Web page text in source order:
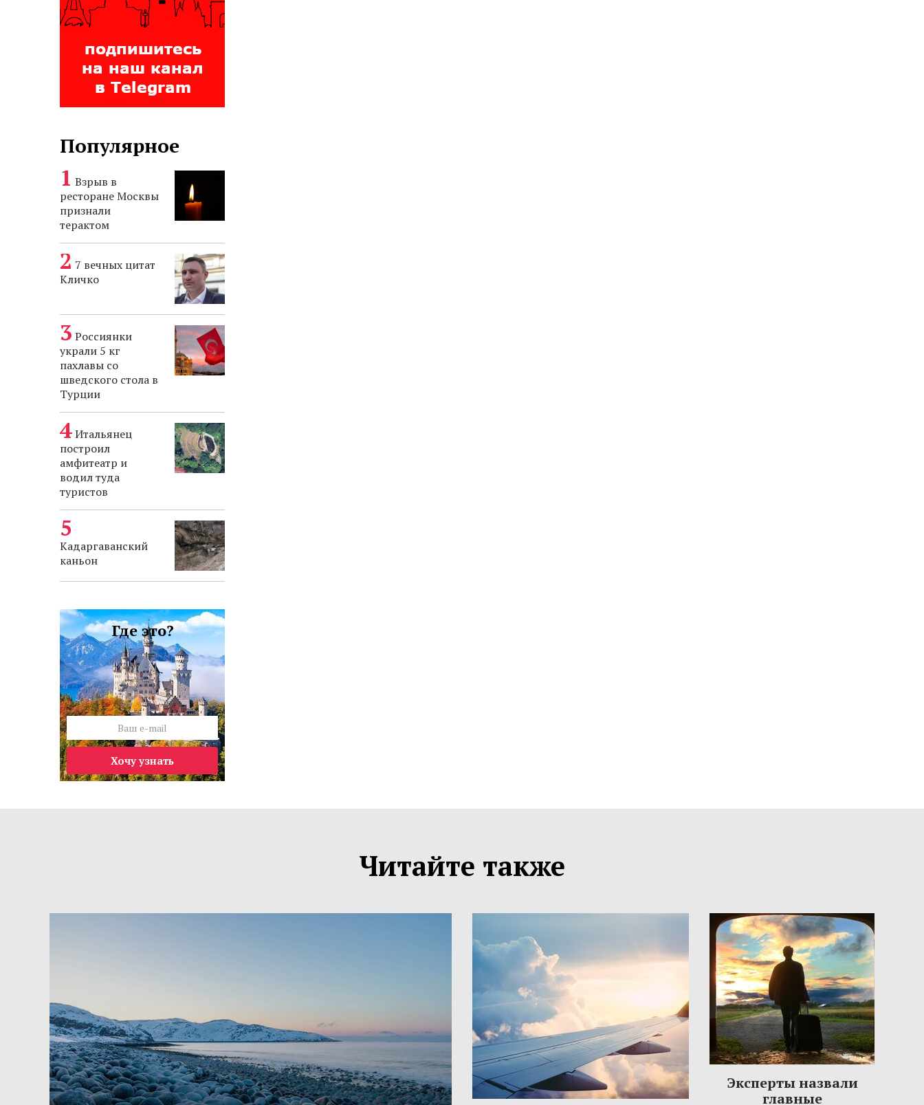
Популярное
Взрыв в
ресторане Москвы
признали
терактом
7 вечных цитат
Кличко
Россиянки
украли 5 кг
пахлавы со
шведского стола в
Турции
Итальянец
построил
амфитеатр и
водил туда
туристов
Кадаргаванский
каньон
Где это?
Хочу узнать
Читайте также
Эксперты назвали
главные